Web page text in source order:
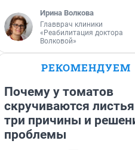
Ирина Волкова
Главврач клиники
«Реабилитация доктора
Волковой»
РЕКОМЕНДУЕМ
Почему у томатов
скручиваются
три причины и
проблемы